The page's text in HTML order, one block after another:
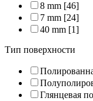
8 mm [46]
7 mm [24]
40 mm [1]
Тип поверхности
Глянцевая